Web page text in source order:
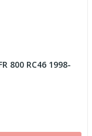
800 RC46 1998-